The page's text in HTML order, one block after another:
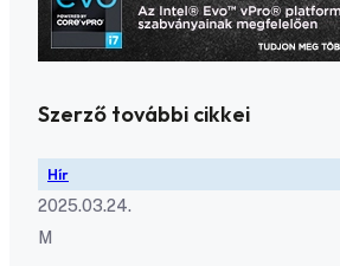
Szerző további cikkei
Hír
2025.03.24.
M